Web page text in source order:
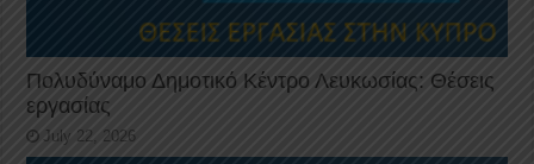
Πολυδύναμο Δημοτικό Κέντρο Λευκωσίας: Θέσεις
εργασίας
July 22, 2026